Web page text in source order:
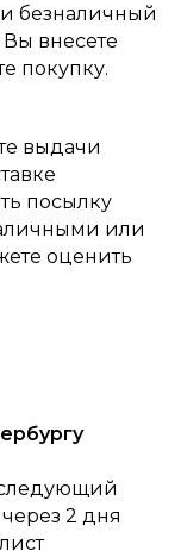
и безналичный
внесете
покупку.
выдачи
посылку
или
оценить
2 дня